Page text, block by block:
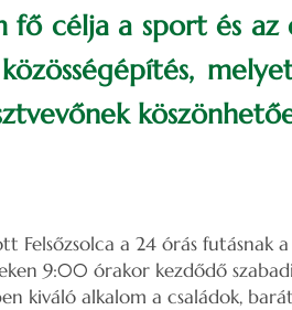
fő célja a sport és az
a 24 órás futásnak
9:00 órakor kezdődő
kiváló alkalom a családok,